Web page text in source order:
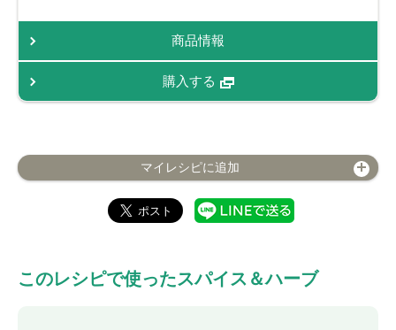
商品情報
購入する
マイレシピに追加
このレシピで使ったスパイス＆ハーブ